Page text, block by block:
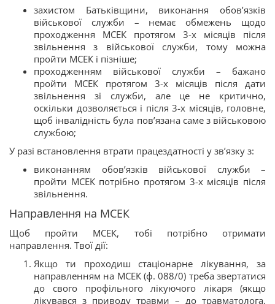
захистом Батьківщини, виконання обов’язків
військової служби – немає обмежень щодо
проходження МСЕК протягом 3-х місяців після
звільнення з військової служби, тому можна
пройти МСЕК і пізніше;
проходженням військової служби – бажано
пройти МСЕК протягом 3-х місяців після дати
звільнення зі служби, але це не критично,
оскільки дозволяється і після 3-х місяців, головне,
щоб інвалідність була пов’язана саме з військовою
службою;
У разі встановлення втрати працездатності у зв’язку з:
виконанням обов’язків військової служби –
пройти МСЕК потрібно протягом 3-х місяців після
звільнення.
Направлення на МСЕК
Щоб пройти МСЕК, тобі потрібно отримати
направлення. Твої дії:
Якщо ти проходиш стаціонарне лікування, за
направленням на МСЕК (ф. 088/0) треба звертатися
до свого профільного лікуючого лікаря (якщо
лікувався з приводу травми – до травматолога,